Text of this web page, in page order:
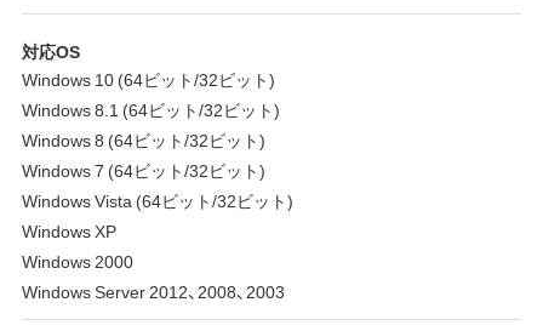
対応OS
Windows 10 (64ビット/32ビット)
Windows 8.1 (64ビット/32ビット)
Windows 8 (64ビット/32ビット)
Windows 7 (64ビット/32ビット)
Windows Vista (64ビット/32ビット)
Windows XP
Windows 2000
Windows Server 2012、2008、2003